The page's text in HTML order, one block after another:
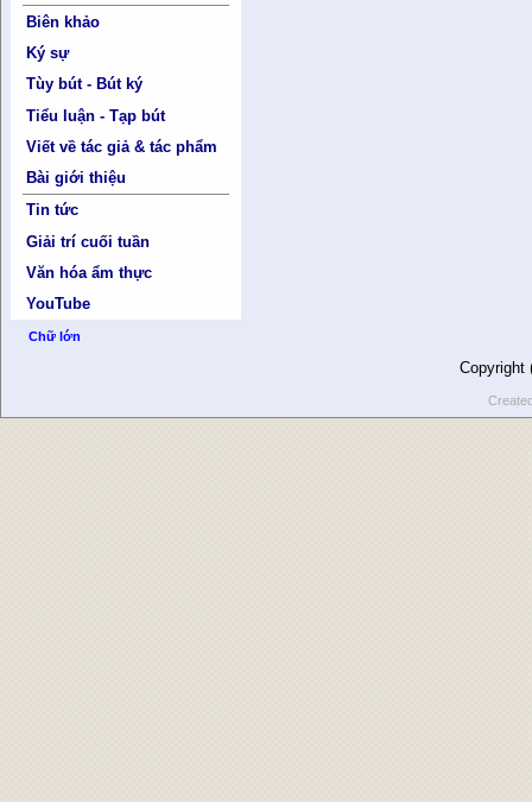
Biên khảo
Ký sự
Tùy bút - Bút ký
Tiểu luận - Tạp bút
Viết về tác giả & tác phẩm
Bài giới thiệu
Tin tức
Giải trí cuối tuần
Văn hóa ẩm thực
YouTube
Chữ lớn
Copyright